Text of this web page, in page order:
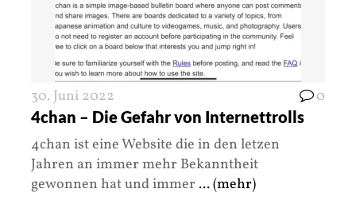
30. Juni 2022 0
4chan – Die Gefahr von Internettrolls
4chan ist eine Website die in den letzen
Jahren an immer mehr Bekanntheit
gewonnen hat und immer ... (mehr)